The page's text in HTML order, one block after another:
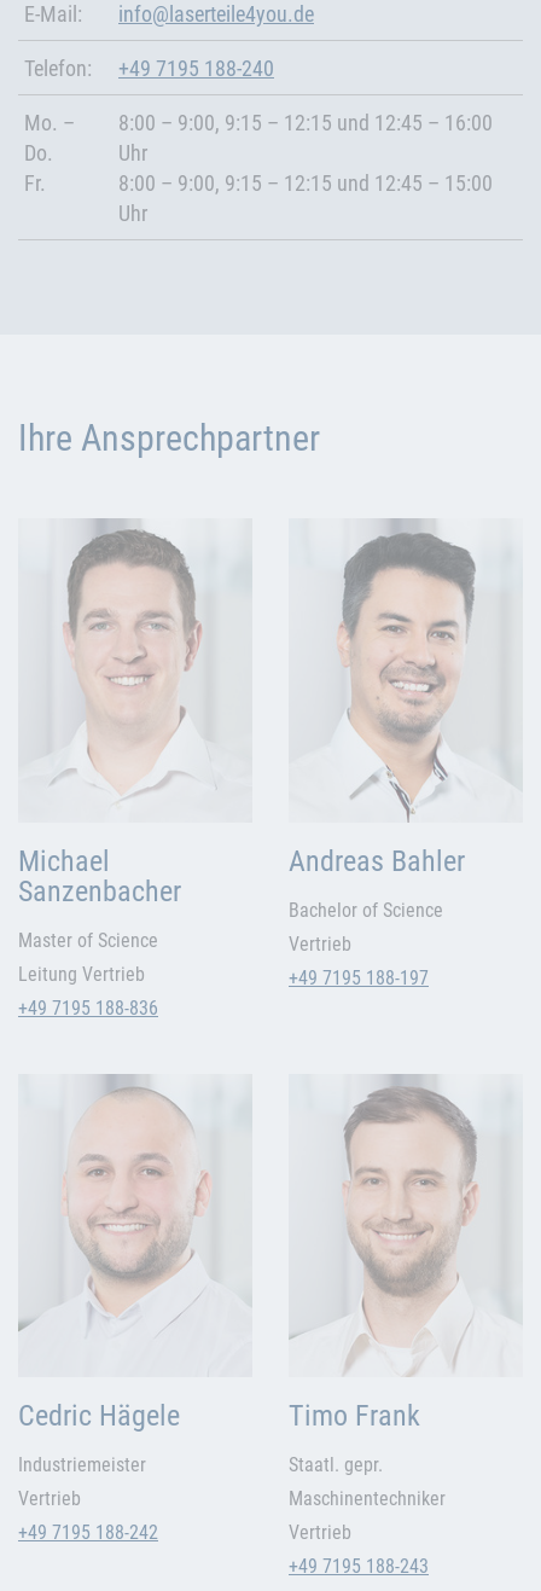
E-Mail: info@laserteile4you.de
Telefon: +49 7195 188-240
Mo. –
Do.
Fr.
8:00 – 9:00, 9:15 – 12:15 und 12:45 – 16:00
Uhr
8:00 – 9:00, 9:15 – 12:15 und 12:45 – 15:00
Uhr
Ihre Ansprechpartner
Michael
Sanzenbacher
Master of Science
Leitung Vertrieb
+49 7195 188-836
Andreas Bahler
Bachelor of Science
Vertrieb
+49 7195 188-197
Cedric Hägele
Industriemeister
Vertrieb
+49 7195 188-242
Timo Frank
Staatl. gepr.
Maschinentechniker
Vertrieb
+49 7195 188-243